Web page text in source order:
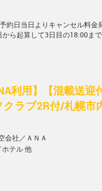
予約日当日よりキャンセル料金
ら起算して3日目の18:00ま
利用】【混載送
ラブ2R付/札幌市
会社／ＡＮＡ
テル 他